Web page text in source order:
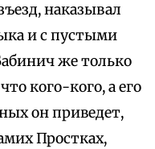
наказывал
и с пустыми
же только
кого-кого, а его
он приведет,
Простках,